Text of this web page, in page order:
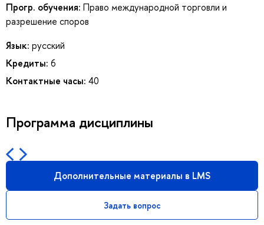
Прогр. обучения: Право международной торговли и
разрешение споров
Язык: русский
Кредиты: 6
Контактные часы: 40
Программа дисциплины
Дополнительные материалы в LMS
Задать вопрос